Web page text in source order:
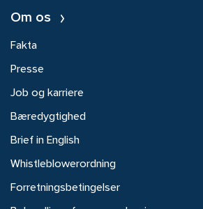
Om os
Fakta
Presse
Job og karriere
Bæredygtighed
Brief in English
Whistleblowerordning
Forretningsbetingelser